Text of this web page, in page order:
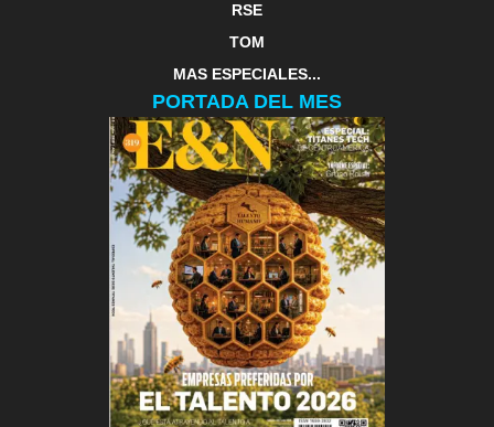
RSE
TOM
MAS ESPECIALES...
PORTADA DEL MES